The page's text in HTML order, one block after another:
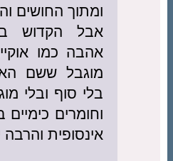
ומתוך החושים
אבל הקדוש
אהבה כמו
מוגבל ששם
בלי סוף ובלי
וחומרים
אינסופית